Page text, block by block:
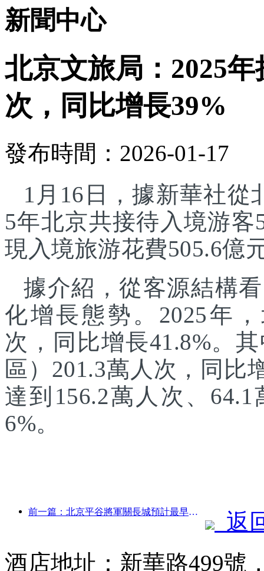
新聞中心
北京文旅局：2025
次，同比增長39%
發布時間：2026-01-17
1月16日，據新華社從
5年北京共接待入境游客
現入境旅游花費505.6億
據介紹，從客源結構
化增長態勢。2025年
次，同比增長41.8%。
區）201.3萬人次，同比
達到156.2萬人次、
6%。
前一篇：北京平谷將軍關長城預計最早于2026年底開門迎客
返
酒店地址：新華路499號